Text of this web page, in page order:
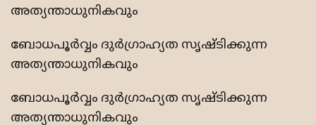
അത്യന്താധുനികവും
ബോധപൂര്‍വ്വം ദുര്‍ഗ്രാഹ്യത സൃഷ്ടിക്കുന്ന
അത്യന്താധുനികവും
ബോധപൂര്‍വ്വം ദുര്‍ഗ്രാഹ്യത സൃഷ്ടിക്കുന്ന
അത്യന്താധുനികവും